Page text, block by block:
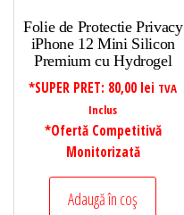
Folie de Protectie Privacy
iPhone 12 Mini Silicon
Premium cu Hydrogel
*SUPER PRET: 80,00 lei TVA
Inclus
*Ofertă Competitivă
Monitorizată
Adaugă în coș